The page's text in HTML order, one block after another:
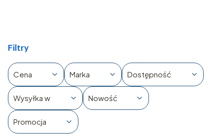
Filtry
Cena Marka Dostępność
Wysyłka w Nowość
Promocja